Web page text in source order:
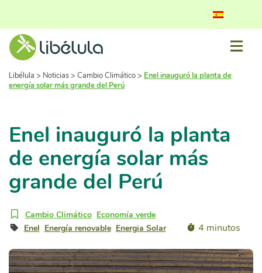
Libélula > Noticias> Cambio Climático> Enel inauguró la planta de
energía solar más grande del Perú
Enel inauguró la planta
de energía solar más
grande del Perú
Cambio Climático Economía verde
Enel Energía renovable Energia Solar 4 minutos